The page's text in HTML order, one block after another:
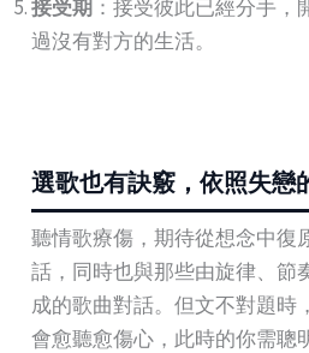
接受期：接受彼此已經分手，
過沒有對方的生活。
選歌也有訣竅，依照失戀
聽情歌療傷，期待從想念中復
話，同時也與那些由旋律、節
成的歌曲對話。但文不對題時
會愈聽愈傷心，此時的你需聰